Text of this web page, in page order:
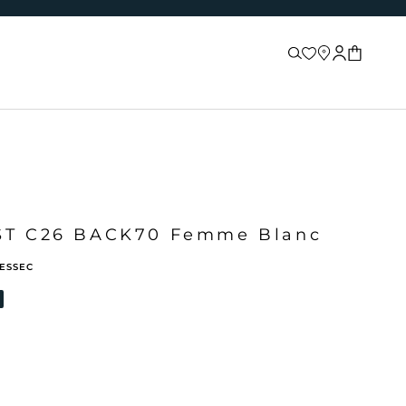
RechercheStore locator
Connexion
Panier
C26 BACK70 Femme Blanc